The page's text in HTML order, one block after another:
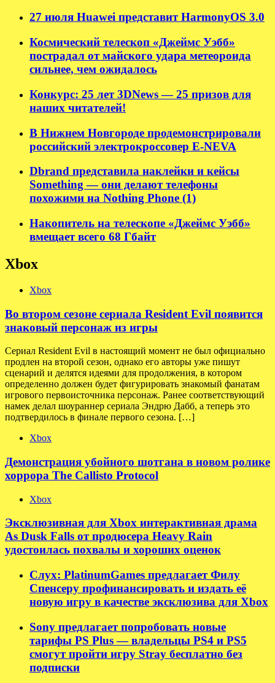
27 июля Huawei представит HarmonyOS 3.0
Космический телескоп «Джеймс Уэбб»
пострадал от майского удара метеороида
сильнее, чем ожидалось
Конкурс: 25 лет 3DNews — 25 призов для
наших читателей!
В Нижнем Новгороде продемонстрировали
российский электрокроссовер E-NEVA
Dbrand представила наклейки и кейсы
Something — они делают телефоны
похожими на Nothing Phone (1)
Накопитель на телескопе «Джеймс Уэбб»
вмещает всего 68 Гбайт
Xbox
Xbox
Во втором сезоне сериала Resident Evil появится
знаковый персонаж из игры
Сериал Resident Evil в настоящий момент не был официально
продлен на второй сезон, однако его авторы уже пишут
сценарий и делятся идеями для продолжения, в котором
определенно должен будет фигурировать знакомый фанатам
игрового первоисточника персонаж. Ранее соответствующий
намек делал шоураннер сериала Эндрю Дабб, а теперь это
подтвердилось в финале первого сезона. […]
Xbox
Демонстрация убойного шотгана в новом ролике
хоррора The Callisto Protocol
Xbox
Эксклюзивная для Xbox интерактивная драма
As Dusk Falls от продюсера Heavy Rain
удостоилась похвалы и хороших оценок
Слух: PlatinumGames предлагает Филу
Спенсеру профинансировать и издать её
новую игру в качестве эксклюзива для Xbox
Sony предлагает попробовать новые
тарифы PS Plus — владельцы PS4 и PS5
смогут пройти игру Stray бесплатно без
подписки